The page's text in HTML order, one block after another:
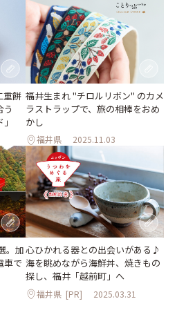
重餅 福井生まれ "チロルリボン" のカメ
ラストラップで、旅の相棒をおめ
かし
福井県 2025.11.03
。加
車で
心ひかれる器との出会いがある♪
海を眺めながら海鮮丼、焼きもの
探し、福井「越前町」へ
福井県 [PR] 2025.03.31